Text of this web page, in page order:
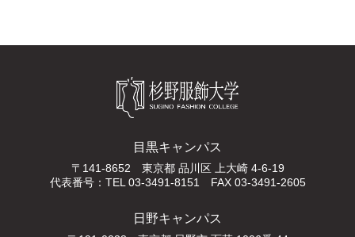
目黒キャンパス
〒141-8652 東京都 品川区 上大崎 4-6-19
代表番号：TEL 03-3491-8151 FAX 03-3491-2605
日野キャンパス